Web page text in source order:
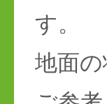
す。
地面